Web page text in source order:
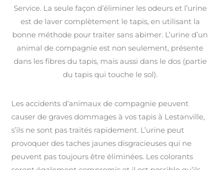
Service. La seule façon d’éliminer les odeurs et l’urine
est de laver complètement le tapis, en utilisant la
bonne méthode pour traiter sans abimer. L’urine d’un
animal de compagnie est non seulement, présente
dans les fibres du tapis, mais aussi dans le dos (partie
du tapis qui touche le sol).
Les accidents d’animaux de compagnie peuvent
causer de graves dommages à vos tapis à Lestanville,
s’ils ne sont pas traités rapidement. L’urine peut
provoquer des taches jaunes disgracieuses qui ne
peuvent pas toujours être éliminées. Les colorants